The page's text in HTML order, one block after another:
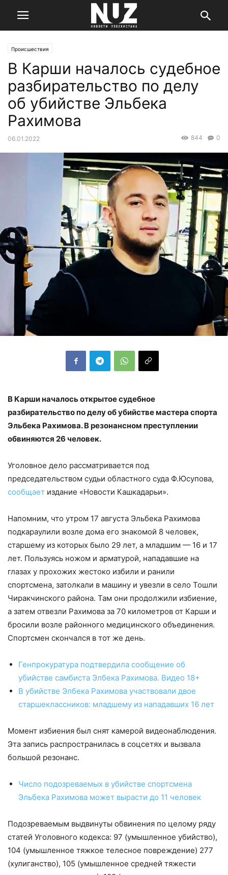
Происшествия
В Карши началось судебное
разбирательство по делу
об убийстве Эльбека
Рахимова
06.01.2022 0
844
В Карши началось открытое судебное
разбирательство по делу об убийстве мастера спорта
Эльбека Рахимова. В резонансном преступлении
обвиняются 26 человек.
Уголовное дело рассматривается под
председательством судьи областного суда Ф.Юсупова,
сообщает издание «Новости Кашкадарьи».
Напомним, что утром 17 августа Эльбека Рахимова
подкараулили возле дома его знакомой 8 человек,
старшему из которых было 29 лет, а младшим — 16 и 17
лет. Пользуясь ножом и арматурой, нападавшие на
глазах у прохожих жестоко избили и ранили
спортсмена, затолкали в машину и увезли в село Тошли
Чиракчинского района. Там они продолжили избиение,
а затем отвезли Рахимова за 70 километров от Карши и
бросили возле районного медицинского объединения.
Спортсмен скончался в тот же день.
Генпрокуратура подтвердила сообщение об
убийстве самбиста Элбека Рахимова. Видео 18+
В убийстве Элбека Рахимова участвовали двое
старшеклассников: младшему из нападавших 16 лет
Момент избиения был снят камерой видеонаблюдения.
Эта запись распространилась в соцсетях и вызвала
большой резонанс.
Число подозреваемых в убийстве спортсмена
Эльбека Рахимова может вырасти до 11 человек
Подозреваемым выдвинуты обвинения по целому ряду
статей Уголовного кодекса: 97 (умышленное убийство),
104 (умышленное тяжкое телесное повреждение) 277
(хулиганство), 105 (умышленное средней тяжести